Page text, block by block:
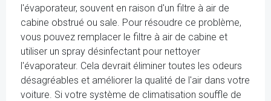
l'évaporateur, souvent en raison d'un filtre à air de
cabine obstrué ou sale. Pour résoudre ce problème,
vous pouvez remplacer le filtre à air de cabine et
utiliser un spray désinfectant pour nettoyer
l'évaporateur. Cela devrait éliminer toutes les odeurs
désagréables et améliorer la qualité de l'air dans votre
voiture. Si votre système de climatisation souffle de